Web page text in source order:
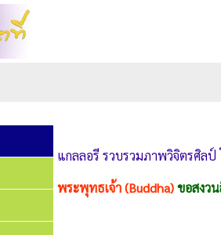
แกลลอรี รวบรวมภาพวิจิตรศิลป์
พระพุทธเจ้า (Buddha)ขอสงว